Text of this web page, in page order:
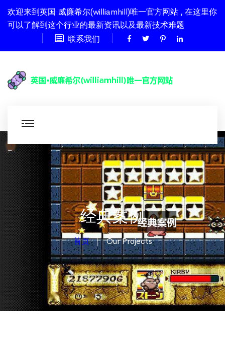
欢迎来到英国·威廉希尔(williamhill)唯一官方网站 , 在这里你
可以了解到这个行业的最新资讯以及最新技术难题
联系我们
经典案例
首页 Our Projects